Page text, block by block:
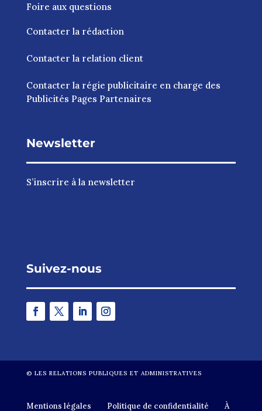
Foire aux questions
Contacter la rédaction
Contacter la relation client
Contacter la régie publicitaire en charge des
Publicités Pages Partenaires
Newsletter
S’inscrire à la newsletter
Suivez-nous
© LES RELATIONS PUBLIQUES ET ADMINISTRATIVES
Mentions légales Politique de confidentialité À